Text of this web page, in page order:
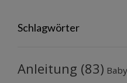
Schlagwörter
Anleitung (83) Baby